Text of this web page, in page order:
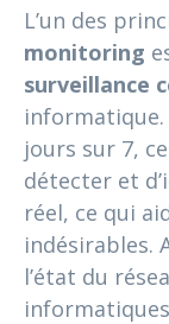
L’un des
monitoring
surveillance
informatique.
jours sur 7,
détecter et
réel, ce qui
indésirables.
l’état du